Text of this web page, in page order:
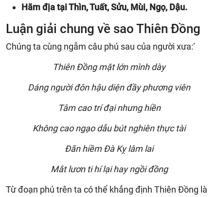
Hãm địa tại Thìn, Tuất, Sửu, Mùi, Ngọ, Dậu.
Luận giải chung về sao Thiên Đồng
Chúng ta cùng ngẫm câu phú sau của người xưa:’
Thiên Đồng mặt lớn mình dày
Dáng người đôn hậu diện đầy phương viên
Tâm cao trí đại nhưng hiền
Không cao ngạo dẫu bút nghiên thực tài
Đãn hiềm Đà Kỵ lâm lai
Mắt lươn ti hí lại hay ngồi đồng
Từ đoạn phú trên ta có thể khẳng định Thiên Đồng là